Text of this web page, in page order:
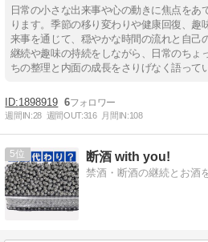
日常の小さな出来事や心の動きに焦点をあ
ります。季節の移り変わりや健康回復、趣
来事を通じて、穏やかな時間の流れと自己
継続や趣味の持続をしながら、日常のちょ
ちの整理と内面の成長をさりげなく語って
1898919 6
週間IN:28 週間OUT:316 月間IN:108
5 断酒 with you!
禁酒・断酒の継続とお酒